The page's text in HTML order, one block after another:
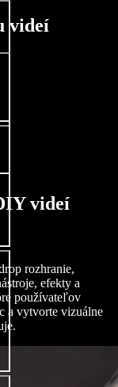
videí
videí
rozhranie,
efekty a
používateľov
a vytvorte vizuálne